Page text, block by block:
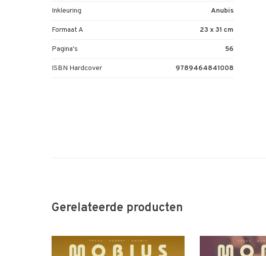
Inkleuring Anubis
Formaat A 23 x 31 cm
Pagina's 56
ISBN Hardcover 9789464841008
Gerelateerde producten